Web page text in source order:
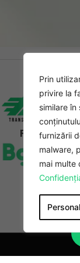
Prin
privire la
similare
furnizării
malware,
mai multe
Partener